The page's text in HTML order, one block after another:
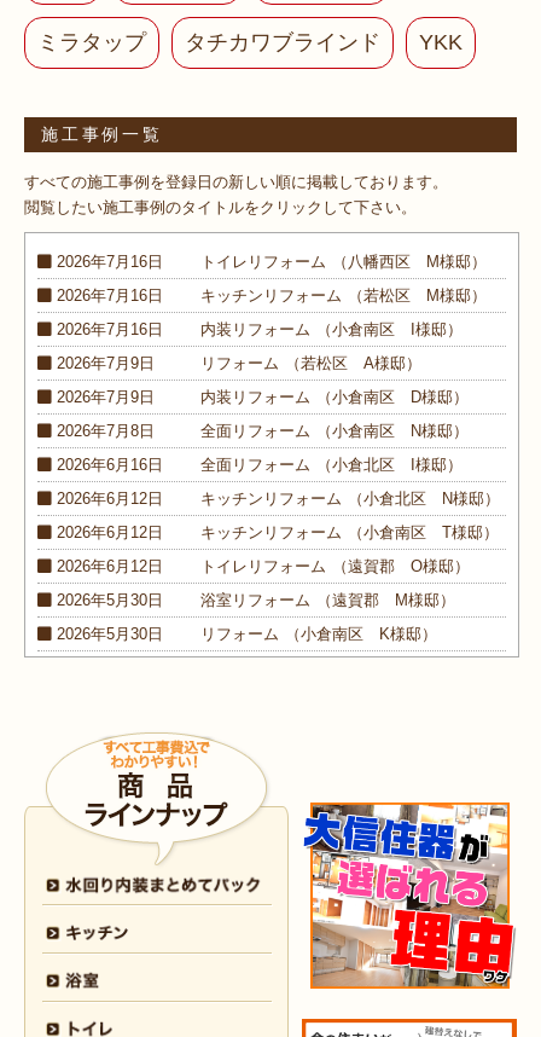
ミラタップ タチカワブラインド YKK
施工事例一覧
すべての施工事例を登録日の新しい順に掲載しております。
閲覧したい施工事例のタイトルをクリックして下さい。
2026年7月16日 トイレ リフォーム
（八幡西区 M様邸）
2026年7月16日
キッチン リフォーム
（若松区 M様邸）
2026年7月16日
内装 リフォーム
（小倉南区 I様邸）
2026年7月9日
リフォーム
（若松区 A様邸）
2026年7月9日
内装 リフォーム
（小倉南区 D様邸）
2026年7月8日
全面 リフォーム
（小倉南区 N様邸）
2026年6月16日
全面 リフォーム
（小倉北区 I様邸）
2026年6月12日
キッチン リフォーム
（小倉北区 N様邸）
2026年6月12日
キッチン リフォーム
（小倉南区 T様邸）
2026年6月12日
トイレ リフォーム
（遠賀郡 O様邸）
2026年5月30日
浴室 リフォーム
（遠賀郡 M様邸）
2026年5月30日
リフォーム
（小倉南区 K様邸）
2026年4月6日
リフォーム
2026年4月6日
リフォーム
2026年3月25日
内装リフォーム （小倉北区 I様邸）
2026年3月12日
リフォーム （小倉北区 S様邸）
2026年3月12日
浴室 リフォーム
（八幡東区 N様邸）
2026年3月5日
（八幡西区 T様邸）
リフォーム （戸畑区 T様邸）
2026年3月2日
浴室リフォーム
2026年2月23日
リフォーム （小倉南区 Y様邸）